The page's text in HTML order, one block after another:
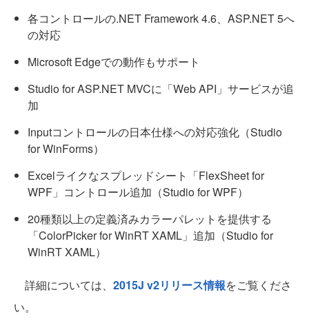
各コントロールの.NET Framework 4.6、ASP.NET 5へ
の対応
Microsoft Edgeでの動作もサポート
Studio for ASP.NET MVCに「Web API」サービスが追
加
Inputコントロールの日本仕様への対応強化（Studio
for WinForms）
Excelライクなスプレッドシート「FlexSheet for
WPF」コントロール追加（Studio for WPF）
20種類以上の定義済みカラーパレットを提供する
「ColorPicker for WinRT XAML」追加（Studio for
WinRT XAML）
詳細については、 2015J v2リリース情報をご覧くださ
い。